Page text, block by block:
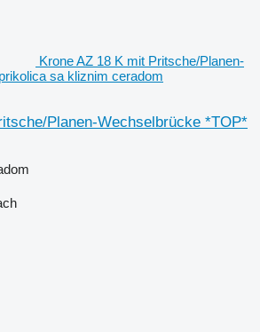
Krone AZ 18 K mit Pritsche/Planen-
sa kliznim ceradom
Planen-Wechselbrücke *TOP*